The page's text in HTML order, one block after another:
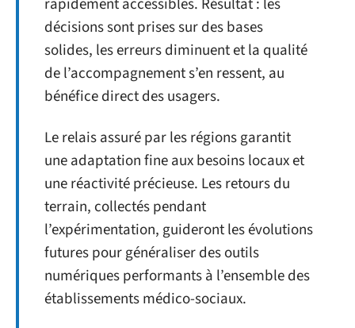
rapidement accessibles. Résultat : les
décisions sont prises sur des bases
solides, les erreurs diminuent et la qualité
de l’accompagnement s’en ressent, au
bénéfice direct des usagers.
Le relais assuré par les régions garantit
une adaptation fine aux besoins locaux et
une réactivité précieuse. Les retours du
terrain, collectés pendant
l’expérimentation, guideront les évolutions
futures pour généraliser des outils
numériques performants à l’ensemble des
établissements médico-sociaux.